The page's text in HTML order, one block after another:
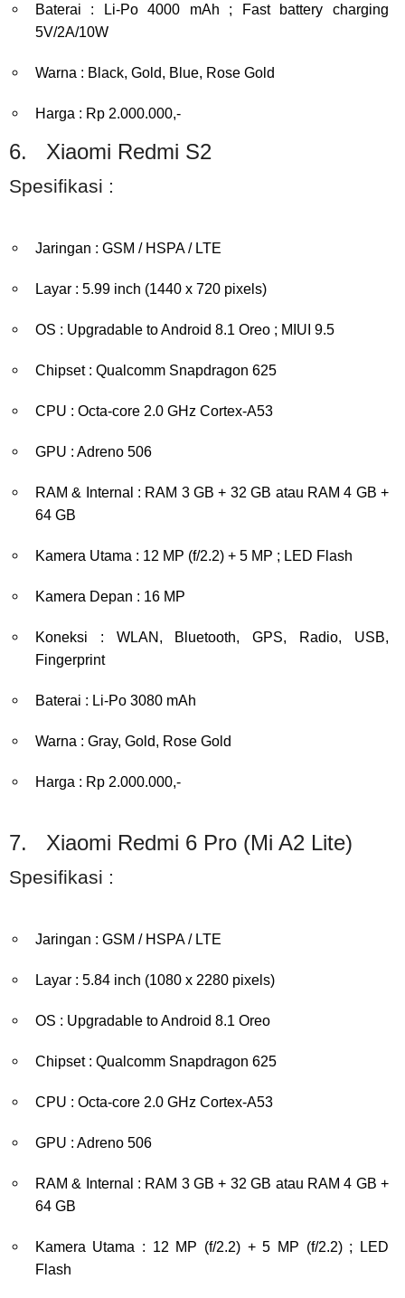
Baterai : Li-Po 4000 mAh ; Fast battery charging
5V/2A/10W
Warna : Black, Gold, Blue, Rose Gold
Harga : Rp 2.000.000,-
6. Xiaomi Redmi S2
Spesifikasi :
Jaringan : GSM / HSPA / LTE
Layar : 5.99 inch (1440 x 720 pixels)
OS : Upgradable to Android 8.1 Oreo ; MIUI 9.5
Chipset : Qualcomm Snapdragon 625
CPU : Octa-core 2.0 GHz Cortex-A53
GPU : Adreno 506
RAM & Internal : RAM 3 GB + 32 GB atau RAM 4 GB +
64 GB
Kamera Utama : 12 MP (f/2.2) + 5 MP ; LED Flash
Kamera Depan : 16 MP
Koneksi : WLAN, Bluetooth, GPS, Radio, USB,
Fingerprint
Baterai : Li-Po 3080 mAh
Warna : Gray, Gold, Rose Gold
Harga : Rp 2.000.000,-
7. Xiaomi Redmi 6 Pro (Mi A2 Lite)
Spesifikasi :
Jaringan : GSM / HSPA / LTE
Layar : 5.84 inch (1080 x 2280 pixels)
OS : Upgradable to Android 8.1 Oreo
Chipset : Qualcomm Snapdragon 625
CPU : Octa-core 2.0 GHz Cortex-A53
GPU : Adreno 506
RAM & Internal : RAM 3 GB + 32 GB atau RAM 4 GB +
64 GB
Kamera Utama : 12 MP (f/2.2) + 5 MP (f/2.2) ; LED
Flash